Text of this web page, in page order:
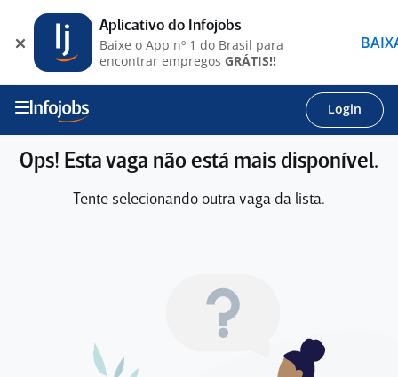
Login
Ops! Esta vaga não está mais disponível.
Tente selecionando outra vaga da lista.
Aplicativo do Infojobs
Baixe o App nº 1 do Brasil para
encontrar empregos GRÁTIS!!